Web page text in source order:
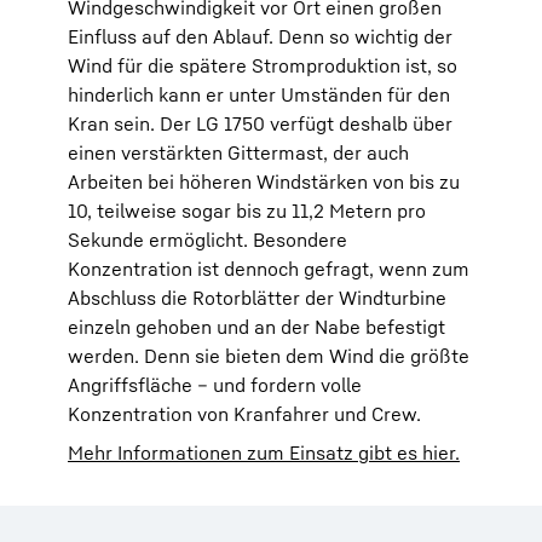
Windgeschwindigkeit vor Ort einen großen
Einfluss auf den Ablauf. Denn so wichtig der
Wind für die spätere Stromproduktion ist, so
hinderlich kann er unter Umständen für den
Kran sein. Der LG 1750 verfügt deshalb über
einen verstärkten Gittermast, der auch
Arbeiten bei höheren Windstärken von bis zu
10, teilweise sogar bis zu 11,2 Metern pro
Sekunde ermöglicht. Besondere
Konzentration ist dennoch gefragt, wenn zum
Abschluss die Rotorblätter der Windturbine
einzeln gehoben und an der Nabe befestigt
werden. Denn sie bieten dem Wind die größte
Angriffsfläche – und fordern volle
Konzentration von Kranfahrer und Crew.
Mehr Informationen zum Einsatz gibt es hier.